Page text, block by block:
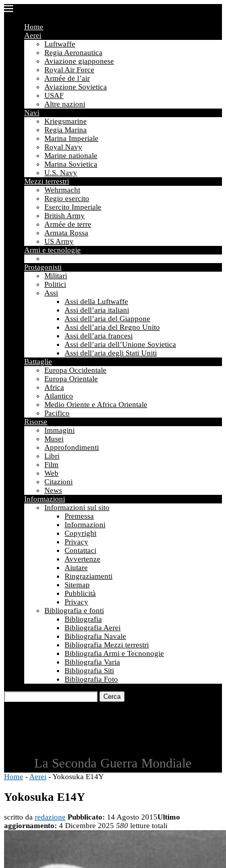
Home
Aerei
Luftwaffe
Regia Aeronautica
Aviazione giapponese
Royal Air Force
Armée de l’air
Aviazione Sovietica
USAF
Altre nazioni
Navi
Kriegsmarine
Regia Marina
Marina Imperiale
Royal Navy
Marine nationale
Marina Sovietica
U.S. Navy
Mezzi terrestri
Wehrmacht
Regio esercito
Esercito Imperiale
British Army
Armée de terre
Armata Rossa
US Army
Armi e tecnologie
Protagonisti
Militari
Politici
Assi
Assi della Luftwaffe
Assi dell’aria italiani
Assi dell’aria del Giappone
Assi dell’aria del Regno Unito
Assi dell’aria francesi
Assi dell’aria dell’Unione Sovietica
Assi dell’aria degli Stati Uniti
Battaglie
Europa Occidentale
Europa Orientale
Africa
Atlantico
Medio Oriente e Africa Orientale
Pacifico
Risorse
Immagini
Musei
Approfondimenti
Libri
Film
Web
Citazioni
News
Informazioni
Informazioni sul sito
Premessa
Informazioni
Copyright
Privacy
Contattaci
Avvertenze
Aiutare
Ringraziamenti
Sitemap
Pubblicità
Privacy
Bibliografia e fonti
Bibliografia
Bibliografia Aerei
Bibliografia Navale
Bibliografia Mezzi terrestri
Bibliografia Armi e Tecnonogie
Bibliografia Varia
Bibliografia Siti
Bibliografia Foto
Cerca
La Seconda Guerra Mondiale
Home - Aerei -Yokosuka E14Y
Yokosuka E14Y
scritto da redazione Pubblicato: 14 Agosto 2015Ultimo
aggiornamento: 4 Dicembre 2025 580 letture totali